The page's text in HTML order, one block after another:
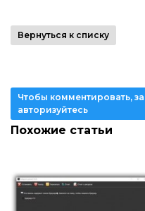
Вернуться к списку
Чтобы комментировать,
авторизуйтесь
Похожие статьи